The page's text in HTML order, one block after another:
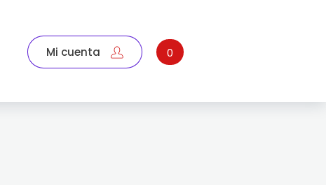
Mi cuenta 0